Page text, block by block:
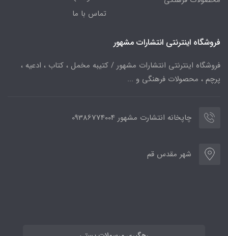
تماس با ما
فروشگاه اینترنتی انتشارات مشهور
فروشگاه اینترنتی انتشارات مشهور / کتیبه مخمل ، کتاب ، ادعیه ،
پرچم ، محصولات فرهنگی و ...
چاپخانه انتشارت مشهور 09386774004
شهر مقدس قم